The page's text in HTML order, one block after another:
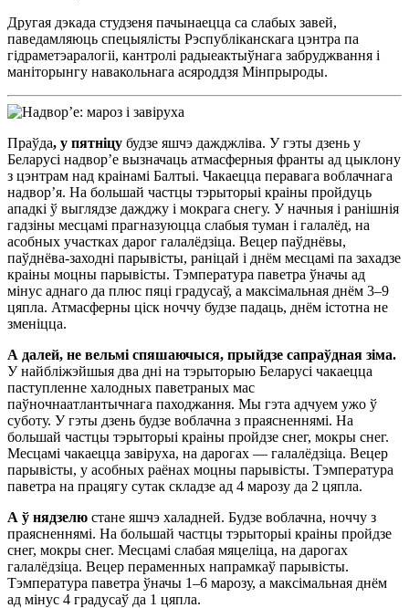
Другая дэкада студзеня пачынаецца са слабых завей,
паведамляюць спецыялісты Рэспубліканскага цэнтра па
гідраметэаралогіі, кантролі радыеактыўнага забруджвання і
маніторынгу навакольнага асяроддзя Мінпрыроды.
Праўда, у пятніцу будзе яшчэ дажджліва. У гэты дзень у
Беларусі надвор’е вызначаць атмасферныя франты ад цыклону
з цэнтрам над краінамі Балтыі. Чакаецца перавага воблачнага
надвор’я. На большай частцы тэрыторыі краіны пройдуць
ападкі ў выглядзе дажджу і мокрага снегу. У начныя і ранішнія
гадзіны месцамі прагназуюцца слабыя туман і галалёд, на
асобных участках дарог галалёдзіца. Вецер паўднёвы,
паўднёва-заходні парывісты, раніцай і днём месцамі па захадзе
краіны моцны парывісты. Тэмпература паветра ўначы ад
мінус аднаго да плюс пяці градусаў, а максімальная днём 3–9
цяпла. Атмасферны ціск ноччу будзе падаць, днём істотна не
зменіцца.
А далей, не вельмі спяшаючыся, прыйдзе сапраўдная зіма.
У найбліжэйшыя два дні на тэрыторыю Беларусі чакаецца
паступленне халодных паветраных мас
паўночнаатлантычнага паходжання. Мы гэта адчуем ужо ў
суботу. У гэты дзень будзе воблачна з праясненнямі. На
большай частцы тэрыторыі краіны пройдзе снег, мокры снег.
Месцамі чакаецца завіруха, на дарогах — галалёдзіца. Вецер
парывісты, у асобных раёнах моцны парывісты. Тэмпература
паветра на працягу сутак складзе ад 4 марозу да 2 цяпла.
А ў нядзелю стане яшчэ халадней. Будзе воблачна, ноччу з
праясненнямі. На большай частцы тэрыторыі краіны пройдзе
снег, мокры снег. Месцамі слабая мяцеліца, на дарогах
галалёдзіца. Вецер пераменных напрамкаў парывісты.
Тэмпература паветра ўначы 1–6 марозу, а максімальная днём
ад мінус 4 градусаў да 1 цяпла.